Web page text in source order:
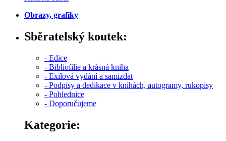
Obrazy, grafiky
Sběratelský koutek:
- Edice
- Bibliofilie a krásná kniha
- Exilová vydání a samizdat
- Podpisy a dedikace v knihách, autogramy, rukopisy
- Pohlednice
- Doporučujeme
Kategorie: